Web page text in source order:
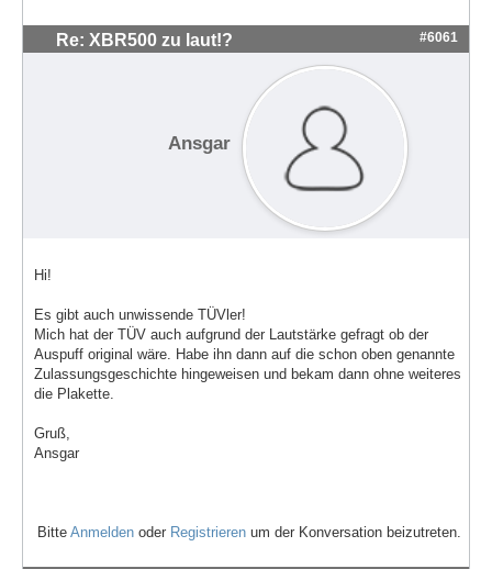
Re: XBR500 zu laut!? #6061
Ansgar
Hi!
Es gibt auch unwissende TÜVler!
Mich hat der TÜV auch aufgrund der Lautstärke gefragt ob der
Auspuff original wäre. Habe ihn dann auf die schon oben genannte
Zulassungsgeschichte hingeweisen und bekam dann ohne weiteres
die Plakette.
Gruß,
Ansgar
Bitte Anmelden oder Registrieren um der Konversation beizutreten.